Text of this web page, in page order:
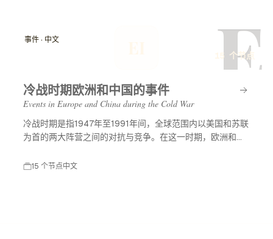
E
事件 · 中文
15 个节点
冷战时期欧洲和中国的事件
Events in Europe and China during the Cold War
冷战时期是指1947年至1991年间，全球范围内以美国和苏联
为首的两大阵营之间的对抗与竞争。在这一时期，欧洲和中
事件不仅改变了国家的命运，也深刻影响了世界历史的发展
15 个节点中文